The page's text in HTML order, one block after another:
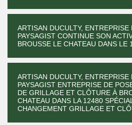
ARTISAN DUCULTY,
PAYSAGIST CONTINUE SON
BROUSSE LE CHATEAU DANS LE
ARTISAN DUCULTY,
PAYSAGIST ENTREPRISE DE
DE GRILLAGE ET CLÔTURE À
CHATEAU DANS LA 12480
CHANGEMENT GRILLAGE ET